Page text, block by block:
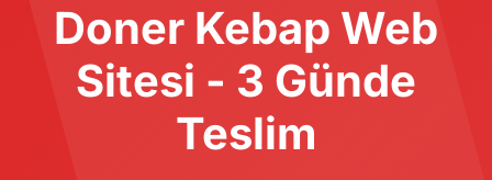
Doner Kebap Web
Sitesi - 3 Günde
Teslim